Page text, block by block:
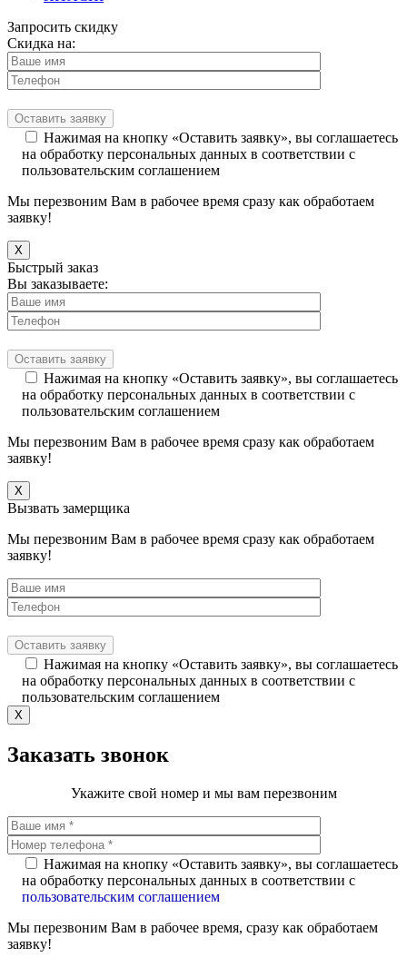
Запросить скидку
Скидка на:
Нажимая на кнопку «Оставить заявку», вы соглашаетесь
на обработку персональных данных в соответствии с
пользовательским соглашением
Мы перезвоним Вам в рабочее время сразу как обработаем
заявку!
X
Быстрый заказ
Вы заказываете:
Нажимая на кнопку «Оставить заявку», вы соглашаетесь
на обработку персональных данных в соответствии с
пользовательским соглашением
Мы перезвоним Вам в рабочее время сразу как обработаем
заявку!
X
Вызвать замерщика
Мы перезвоним Вам в рабочее время сразу как обработаем
заявку!
Нажимая на кнопку «Оставить заявку», вы соглашаетесь
на обработку персональных данных в соответствии с
пользовательским соглашением
X
Заказать звонок
Укажите свой номер и мы вам перезвоним
Нажимая на кнопку «Оставить заявку», вы соглашаетесь
на обработку персональных данных в соответствии с
пользовательским соглашением
Мы перезвоним Вам в рабочее время, сразу как обработаем
заявку!